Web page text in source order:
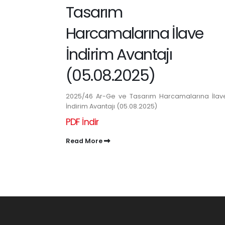
Tasarım
Harcamalarına İlave
İndirim Avantajı
(05.08.2025)
2025/46 Ar-Ge ve Tasarım Harcamalarına
İndirim Avantajı (05.08.2025)
PDF İndir
Read More